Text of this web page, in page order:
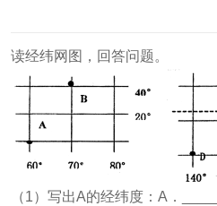
读经纬网图，回答问题。
（1）写出A的经纬度：A．